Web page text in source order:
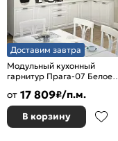
Доставим завтра
Модульный кухонный
гарнитур Прага-07 Белое
2132x3300/1490x600
от 17 809₽/п.м.
В корзину